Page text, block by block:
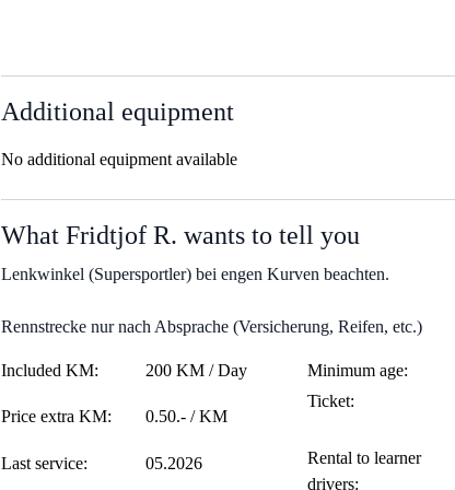
Additional equipment
No additional equipment available
What Fridtjof R. wants to tell you
Lenkwinkel (Supersportler) bei engen Kurven beachten.
Rennstrecke nur nach Absprache (Versicherung, Reifen, etc.)
Included KM: 200 KM / Day
Price extra KM: 0.50.- / KM
Last service: 05.2026
Minimum age:
Ticket:
Rental to learner
drivers: